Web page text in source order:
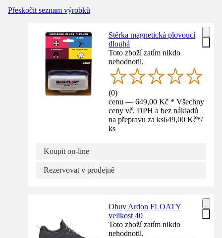
Přeskočit seznam výrobků
Stěrka magnetická plovoucí
dlouhá
Toto zboží zatím nikdo
nehodnotil.
(0)
cenu — 649,00 Kč * Všechny
ceny vč. DPH a bez nákladů
na přepravu za ks649,00 Kč*/
ks
Koupit on-line
Rezervovat v prodejně
Obuv Ardon FLOATY
velikost 40
Toto zboží zatím nikdo
nehodnotil.